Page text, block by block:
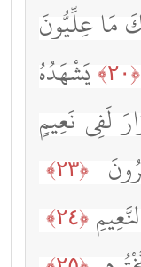
مَا عِلِّيُّونَ
﴿٢٠﴾
يَشْهَدُهُ
لَفِى نَعِيمٍ
﴿٢٣﴾
﴿٢٤﴾